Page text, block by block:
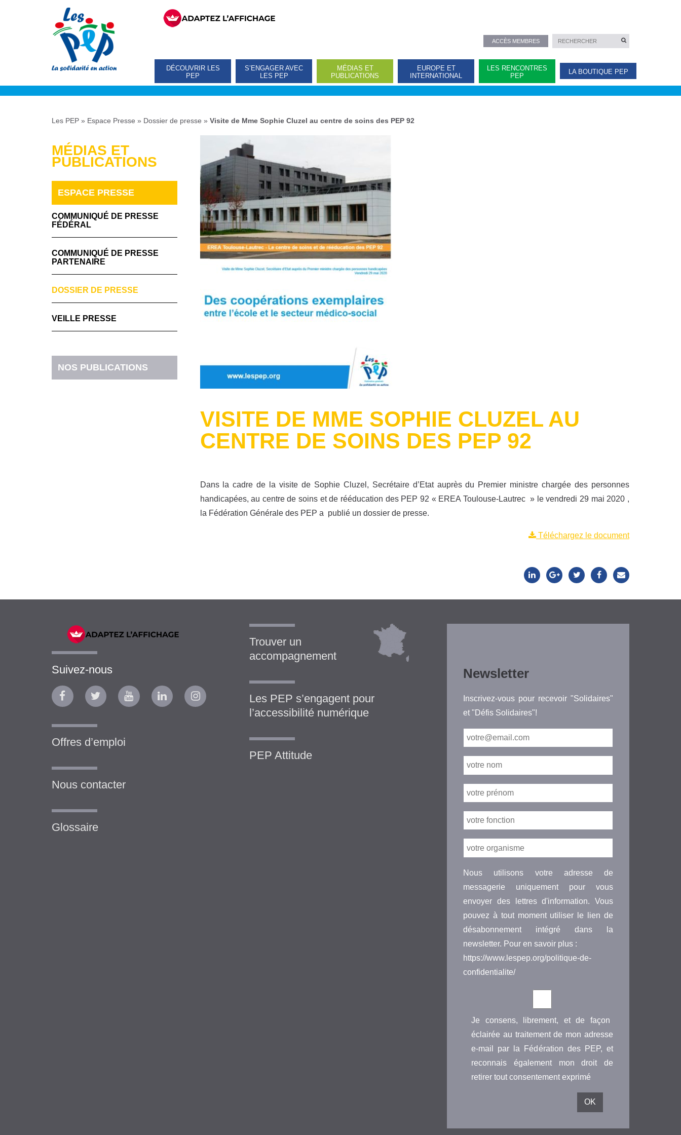
ACCÈS MEMBRES
DÉCOUVRIR LES
PEP
S’ENGAGER AVEC
LES PEP
MÉDIAS ET
PUBLICATIONS
EUROPE ET
INTERNATIONAL
LES RENCONTRES
PEP
LA BOUTIQUE PEP
Les PEP » Espace Presse » Dossier de presse » Visite de Mme Sophie Cluzel au centre de soins des PEP 92
MÉDIAS ET
PUBLICATIONS
ESPACE PRESSE
COMMUNIQUÉ DE PRESSE
FÉDÉRAL
COMMUNIQUÉ DE PRESSE
PARTENAIRE
DOSSIER DE PRESSE
VEILLE PRESSE
NOS PUBLICATIONS
VISITE DE MME SOPHIE CLUZEL AU
CENTRE DE SOINS DES PEP 92
Dans la cadre de la visite de Sophie Cluzel, Secrétaire d’Etat auprès du Premier ministre chargée des personnes
handicapées, au centre de soins et de rééducation des PEP 92 « EREA Toulouse-Lautrec » le vendredi 29 mai 2020 ,
la Fédération Générale des PEP a publié un dossier de presse.
Téléchargez le document
Suivez-nous
Offres d’emploi
Nous contacter
Glossaire
Trouver un
accompagnement
Les PEP s’engagent pour
l’accessibilité numérique
PEP Attitude
Newsletter
Inscrivez-vous pour recevoir "Solidaires"
et "Défis Solidaires"!
Nous utilisons votre adresse de
messagerie uniquement pour vous
envoyer des lettres d'information. Vous
pouvez à tout moment utiliser le lien de
désabonnement intégré dans la
newsletter. Pour en savoir plus :
https://www.lespep.org/politique-de-
confidentialite/
Je consens, librement, et de façon
éclairée au traitement de mon adresse
e-mail par la Fédération des PEP, et
reconnais également mon droit de
retirer tout consentement exprimé